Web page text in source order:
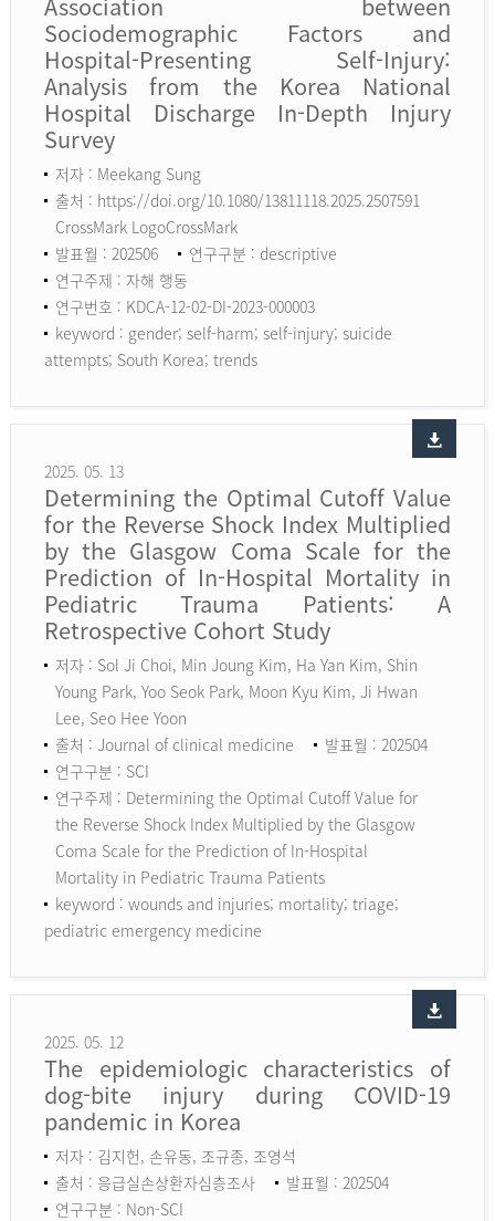
Sociodemographic Factors and
Hospital-Presenting Self-Injury:
Analysis from the Korea National
Hospital Discharge In-Depth Injury
Survey
저자 : Meekang Sung
출처 : https://doi.org/10.1080/13811118.2025.2507591
CrossMark LogoCrossMark
발표월 : 202506
연구구분 : descriptive
연구주제 : 자해 행동
연구번호 : KDCA-12-02-DI-2023-000003
keyword : gender; self-harm; self-injury; suicide
attempts; South Korea; trends
2025. 05. 13
Determining the Optimal Cutoff Value
for the Reverse Shock Index Multiplied
by the Glasgow Coma Scale for the
Prediction of In-Hospital Mortality in
Pediatric Trauma Patients: A
Retrospective Cohort Study
저자 : Sol Ji Choi, Min Joung Kim, Ha Yan Kim, Shin
Young Park, Yoo Seok Park, Moon Kyu Kim, Ji Hwan
Lee, Seo Hee Yoon
출처 : Journal of clinical medicine
발표월 : 202504
연구구분 : SCI
연구주제 : Determining the Optimal Cutoff Value for
the Reverse Shock Index Multiplied by the Glasgow
Coma Scale for the Prediction of In-Hospital
Mortality in Pediatric Trauma Patients
keyword : wounds and injuries; mortality; triage;
pediatric emergency medicine
2025. 05. 12
The epidemiologic characteristics of
dog-bite injury during COVID-19
pandemic in Korea
저자 : 김지헌, 손유동, 조규종, 조영석
출처 : 응급실손상환자심층조사
발표월 : 202504
연구구분 : Non-SCI